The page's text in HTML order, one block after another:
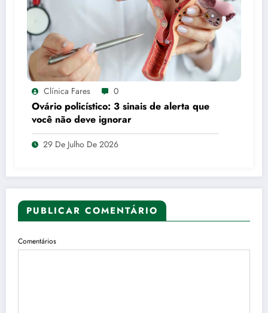
Clínica Fares 0
Ovário policístico: 3 sinais de alerta que
você não deve ignorar
29 De Julho De 2026
PUBLICAR COMENTÁRIO
Comentários